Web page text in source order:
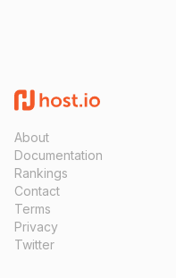
About
Documentation
Rankings
Contact
Terms
Privacy
Twitter